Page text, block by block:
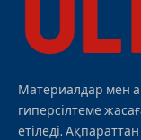
Материалдар мен
гиперсілтеме
етіледі.